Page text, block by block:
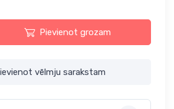
Pievienot grozam
vēlmju sarakstam